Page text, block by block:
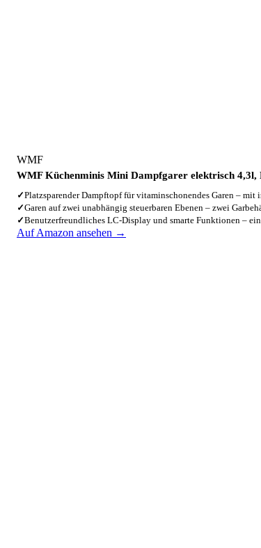
WMF
WMF Küchenminis Mini Dampfgarer elektrisch
✓Platzsparender Dampftopf für vitaminschonendes Garen –
✓Garen auf zwei unabhängig steuerbaren Ebenen – zwei
✓Benutzerfreundliches LC‑Display und smarte Funktionen –
Auf Amazon ansehen →